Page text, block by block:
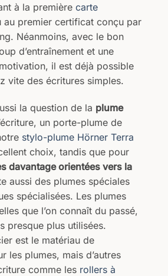
à la première carte
au premier certificat conçu par
Néanmoins, avec le bon
d’entraînement et une
il est déjà possible
vite des écritures simples.
la question de la plume
un porte-plume de
stylo-plume Hörner Terra
choix, tandis que pour
davantage orientées vers la
aussi des plumes spéciales
spécialisées. Les plumes
que l’on connaît du passé,
presque plus utilisées.
est le matériau de
les plumes, mais d’autres
comme les rollers à